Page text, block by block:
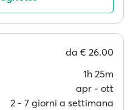
da € 26.00
1h 25m
apr ‐ ott
2 ‐ 7 giorni a settimana